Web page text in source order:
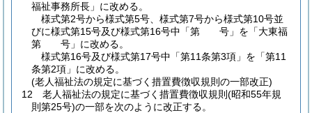
福祉事務所長」に改める。
様式第2号から様式第5号、様式第7号から様式第10号並
びに様式第15号及び様式第16号中「第 号」を「大東福
第 号」に改める。
様式第16号及び様式第17号中「第11条第3項」を「第11
条第2項」に改める。
(老人福祉法の規定に基づく措置費徴収規則の一部改正)
12
老人福祉法の規定に基づく措置費徴収規則 (昭和55年規
則第25号)の一部を次のように改正する。